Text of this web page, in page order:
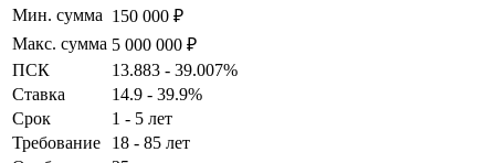
Мин. сумма 150 000 ₽
Макс. сумма 5 000 000 ₽
ПСК
13.883 - 39.007%
Ставка
14.9 - 39.9%
Срок
1 - 5 лет
Требование
18 - 85 лет